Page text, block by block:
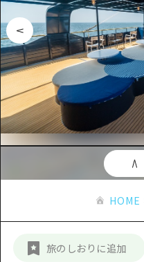
おすすめ
アート
イベント
グルメ・
サイク
ショッ
スポーツ
ナイト
モデル
Dive!
広島も
あたら
広島市
安芸
備北
芸北
スポット・
スポット
広島市
安芸
備後
備北
芸北
山口県東
イベント
旬情報
お役立ち
お役立
アクセス
新着情報
HOME
旅のしおりに追加